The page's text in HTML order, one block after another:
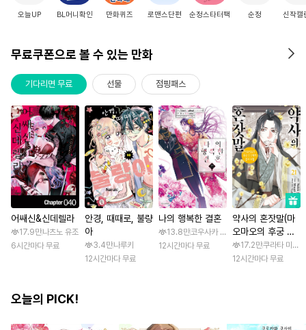
오늘UP BL머니확인 만화퀴즈 로맨스단편 순정스타터팩 순정 신작캘
무료쿠폰으로 볼 수 있는 만화
기다리면 무료 선물 점핑패스
어쌔신&신데렐라
17.9만나츠노 유조
6시간마다 무료
안경, 때때로, 불량
아
3.4만나루키
12시간마다 무료
나의 행복한 결혼
13.8만코우사카 리토 / 아기토기 아쿠미
12시간마다 무료
약사의 혼잣말(마
오마오의 후궁 수
수께끼 풀이수첩)
17.2만쿠라타 미노
12시간마다 무료
오늘의 PICK!